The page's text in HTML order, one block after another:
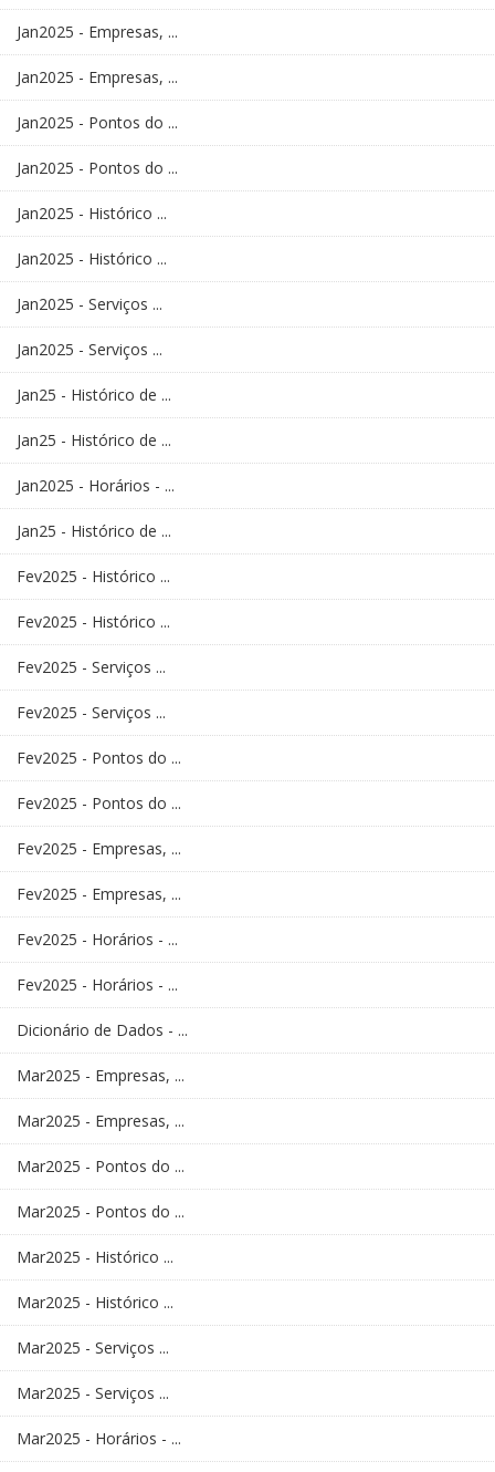
Jan2025 - Empresas, ...
Jan2025 - Empresas, ...
Jan2025 - Pontos do ...
Jan2025 - Pontos do ...
Jan2025 - Histórico ...
Jan2025 - Histórico ...
Jan2025 - Serviços ...
Jan2025 - Serviços ...
Jan25 - Histórico de ...
Jan25 - Histórico de ...
Jan2025 - Horários - ...
Jan25 - Histórico de ...
Fev2025 - Histórico ...
Fev2025 - Histórico ...
Fev2025 - Serviços ...
Fev2025 - Serviços ...
Fev2025 - Pontos do ...
Fev2025 - Pontos do ...
Fev2025 - Empresas, ...
Fev2025 - Empresas, ...
Fev2025 - Horários - ...
Fev2025 - Horários - ...
Dicionário de Dados - ...
Mar2025 - Empresas, ...
Mar2025 - Empresas, ...
Mar2025 - Pontos do ...
Mar2025 - Pontos do ...
Mar2025 - Histórico ...
Mar2025 - Histórico ...
Mar2025 - Serviços ...
Mar2025 - Serviços ...
Mar2025 - Horários - ...